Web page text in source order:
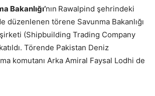
Bakanlığı’nın Rawalpind şehrindeki
düzenlenen törene Savunma Bakanlığı
(Shipbuilding Trading Company
Törende Pakistan Deniz
komutanı Arka Amiral Faysal Lodhi de